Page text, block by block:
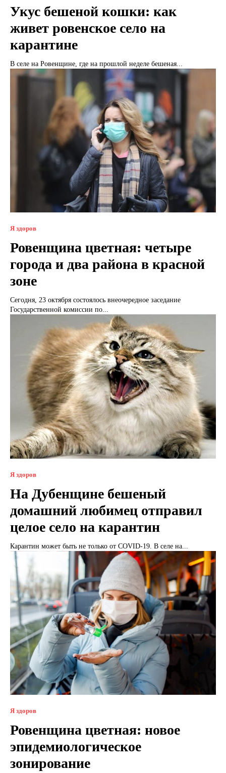
Укус бешеной кошки: как
живет ровенское село на
карантине
В селе на Ровенщине, где на прошлой неделе бешеная...
Я здоров
Ровенщина цветная: четыре
города и два района в красной
зоне
Сегодня, 23 октября состоялось внеочередное заседание
Государственной комиссии по...
Я здоров
На Дубенщине бешеный
домашний любимец отправил
целое село на карантин
Карантин может быть не только от COVID-19. В селе на...
Я здоров
Ровенщина цветная: новое
эпидемиологическое
зонирование